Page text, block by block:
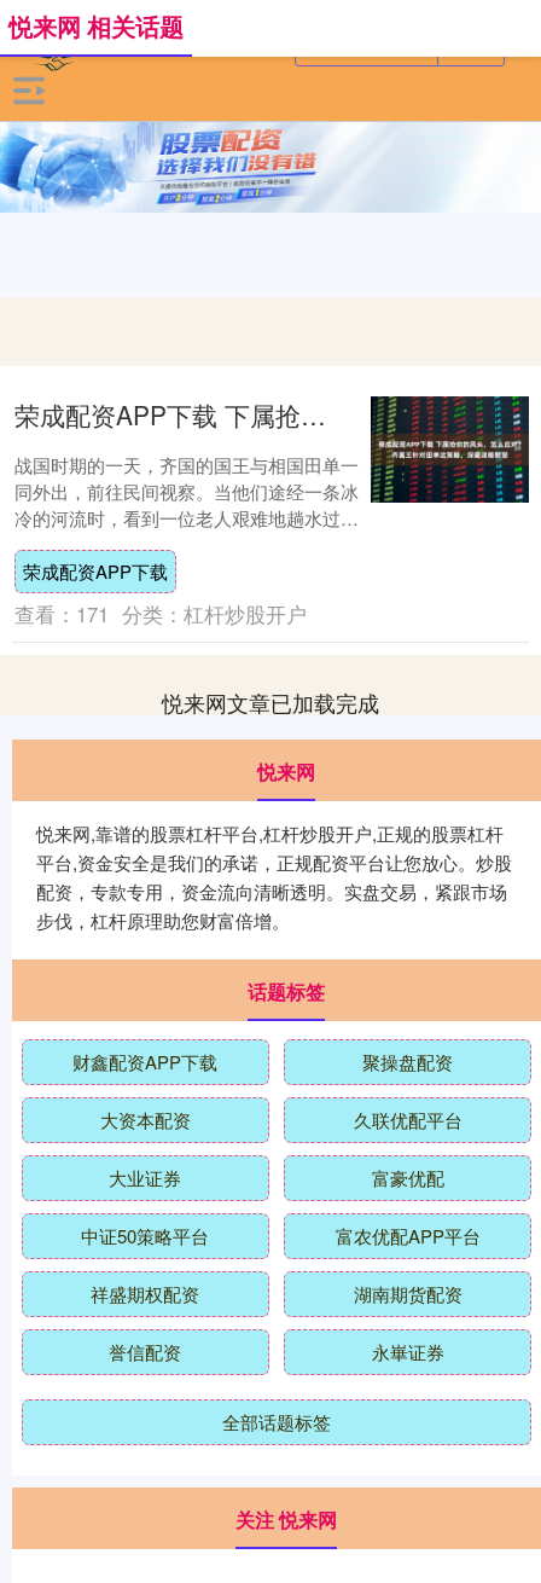
悦来网 相关话题
荣成配资APP下载 下属抢你的风头，怎么应对？齐襄王针对田单这策略，深藏谋略智慧
战国时期的一天，齐国的国王与相国田单一
同外出，前往民间视察。当他们途经一条冰
冷的河流时，看到一位老人艰难地趟水过
河。寒冷刺骨，老人到达河岸后几乎无法忍
受，浑身颤....
荣成配资APP下载
查看： 171 分类： 杠杆炒股开户
悦来网文章已加载完成
悦来网
悦来网,靠谱的股票杠杆平台,杠杆炒股开户,正规的股票杠杆
平台,资金安全是我们的承诺，正规配资平台让您放心。炒股
配资，专款专用，资金流向清晰透明。实盘交易，紧跟市场
步伐，杠杆原理助您财富倍增。
话题标签
财鑫配资APP下载 聚操盘配资
大资本配资 久联优配平台
大业证券 富豪优配
中证50策略平台 富农优配APP平台
祥盛期权配资 湖南期货配资
誉信配资 永崋证券
全部话题标签
关注 悦来网